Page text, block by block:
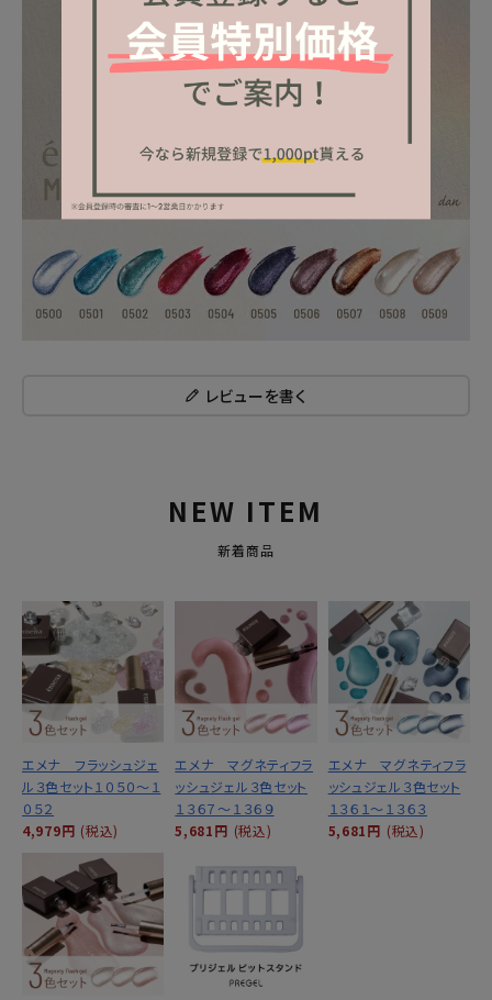
レビューを書く
NEW ITEM
新着商品
エメナ フラッシュジェ
ル３色セット１０５０～１
０５２
4,979円 (税込)
エメナ マグネティフラ
ッシュジェル３色セット
１３６７～１３６９
5,681円 (税込)
エメナ マグネティフラ
ッシュジェル３色セット
１３６１～１３６３
5,681円 (税込)